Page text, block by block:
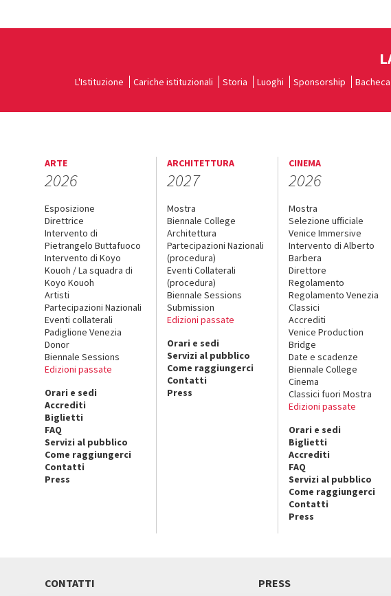
L'Istituzione Cariche istituzionali Storia Luoghi Sponsorship
ARTE
2026
Esposizione
Direttrice
Intervento di
Pietrangelo Buttafuoco
Intervento di Koyo
Kouoh / La squadra di
Koyo Kouoh
Artisti
Partecipazioni Nazionali
Eventi collaterali
Padiglione Venezia
Donor
Biennale Sessions
Edizioni passate
Orari e sedi
Accrediti
Biglietti
FAQ
Servizi al pubblico
Come raggiungerci
Contatti
Press
ARCHITETTURA
2027
Mostra
Biennale College
Architettura
Partecipazioni Nazionali
(procedura)
Eventi Collaterali
(procedura)
Biennale Sessions
Submission
Edizioni passate
Orari e sedi
Servizi al pubblico
Come raggiungerci
Contatti
Press
CINEMA
2026
Mostra
Selezione ufficiale
Venice Immersive
Intervento di Alberto
Barbera
Direttore
Regolamento
Regolamento Venezia
Classici
Accrediti
Venice Production
Bridge
Date e scadenze
Biennale College
Cinema
Classici fuori Mostra
Edizioni passate
Orari e sedi
Biglietti
Accrediti
FAQ
Servizi al pubblico
Come raggiungerci
Contatti
Press
CONTATTI PRESS